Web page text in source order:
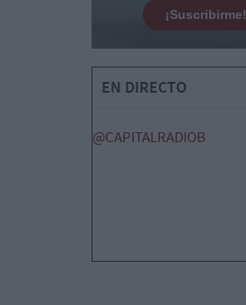
¡Suscribirme!
EN DIRECTO
@CAPITALRADIOB